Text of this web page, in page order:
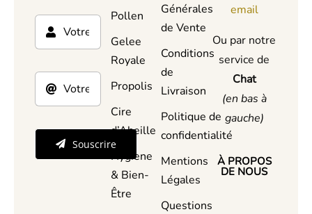
Souscrire
Pollen
Gelee
Royale
Propolis
Cire
d’Abeille
Hygiene
& Bien-
Être
Générales
de Vente
Conditions
de
Livraison
Politique de
confidentialité
Mentions
Légales
Questions
email
Ou par notre
service de
Chat
(en bas à
gauche)
À PROPOS
DE NOUS